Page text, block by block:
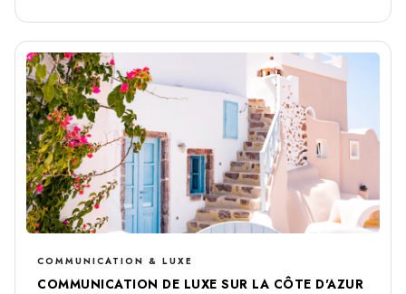
COMMUNICATION & LUXE
COMMUNICATION DE LUXE SUR LA CÔTE D'AZUR